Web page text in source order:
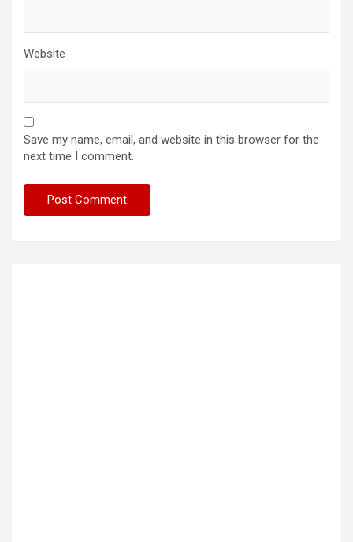
Website
Save my name, email, and website in this browser for the
next time I comment.